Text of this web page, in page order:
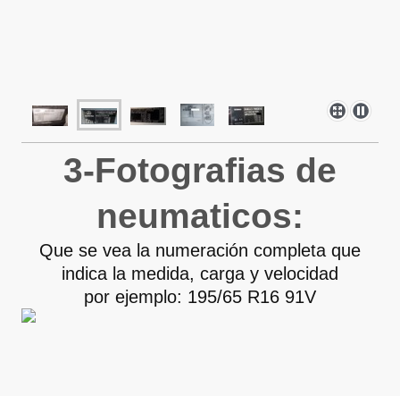
3-Fotografias de
neumaticos:
Que se vea la numeración completa que
indica la medida, carga y velocidad
por ejemplo: 195/65 R16 91V